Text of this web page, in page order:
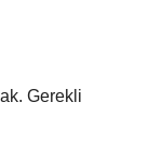
Gerekli